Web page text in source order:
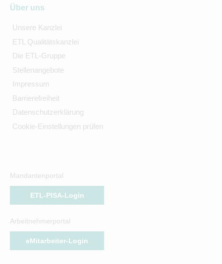
Über uns
Unsere Kanzlei
ETL Qualitätskanzlei
Die ETL-Gruppe
Stellenangebote
Impressum
Barrierefreiheit
Datenschutzerklärung
Cookie-Einstellungen prüfen
Mandantenportal
ETL-PISA-Login
Arbeitnehmerportal
eMitarbeiter-Login